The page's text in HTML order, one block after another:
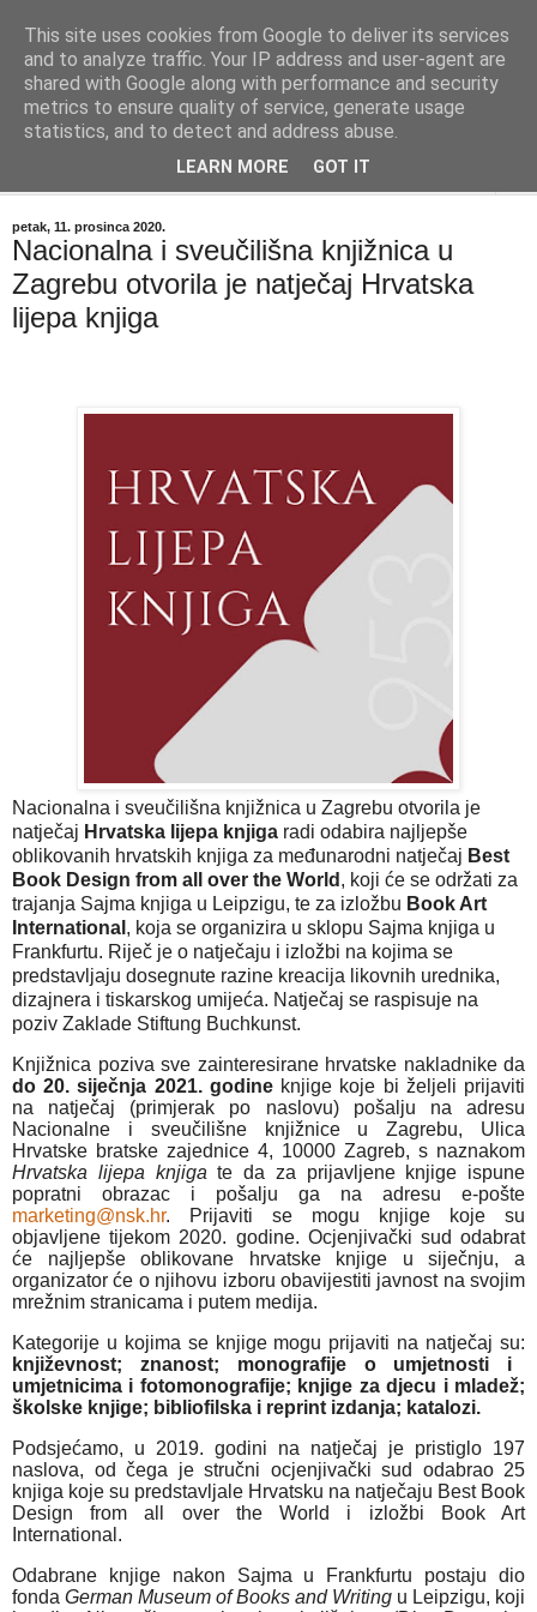
"Kvaka"
Časopis za književnost ISSN 2459-5632
petak, 11. prosinca 2020.
Nacionalna i sveučilišna knjižnica u
Zagrebu otvorila je natječaj Hrvatska
lijepa knjiga
Nacionalna i sveučilišna knjižnica u Zagrebu otvorila je
natječaj Hrvatska lijepa knjiga radi odabira najljepše
oblikovanih hrvatskih knjiga za međunarodni natječaj Best
Book Design from all over the World , koji će se održati za
trajanja Sajma knjiga u Leipzigu, te za izložbu Book Art
International , koja se organizira u sklopu Sajma knjiga u
Frankfurtu. Riječ je o natječaju i izložbi na kojima se
predstavljaju dosegnute razine kreacija likovnih urednika,
dizajnera i tiskarskog umijeća. Natječaj se raspisuje na
poziv Zaklade Stiftung Buchkunst.
Knjižnica poziva sve zainteresirane hrvatske nakladnike da
do 20. siječnja 2021. godineknjige koje bi željeli prijaviti
na natječaj (primjerak po naslovu) pošalju na adresu
Nacionalne i sveučilišne knjižnice u Zagrebu, Ulica
Hrvatske bratske zajednice 4, 10000 Zagreb, s naznakom
Hrvatska lijepa knjiga te da za prijavljene knjige ispune
popratni obrazac i pošalju ga na adresu e-pošte
marketing@nsk.hr. Prijaviti se mogu knjige koje su
objavljene tijekom 2020. godine. Ocjenjivački sud odabrat
će najljepše oblikovane hrvatske knjige u siječnju, a
organizator će o njihovu izboru obavijestiti javnost na svojim
mrežnim stranicama i putem medija.
Kategorije u kojima se knjige mogu prijaviti na natječaj su:
književnost; znanost; monografije o umjetnosti i
umjetnicima i fotomonografije; knjige za djecu i mladež;
školske knjige; bibliofilska i reprint izdanja; katalozi.
Podsjećamo, u 2019. godini na natječaj je pristiglo 197
naslova, od čega je stručni ocjenjivački sud odabrao 25
knjiga koje su predstavljale Hrvatsku na natječaju Best Book
Design from all over the World i izložbi Book Art
International.
Odabrane knjige nakon Sajma u Frankfurtu postaju dio
fonda German Museum of Books and Writing u Leipzigu, koji
This site uses cookies from Google to deliver its services
and to analyze traffic. Your IP address and user-agent are
shared with Google along with performance and security
metrics to ensure quality of service, generate usage
statistics, and to detect and address abuse.
LEARN MORE GOT IT